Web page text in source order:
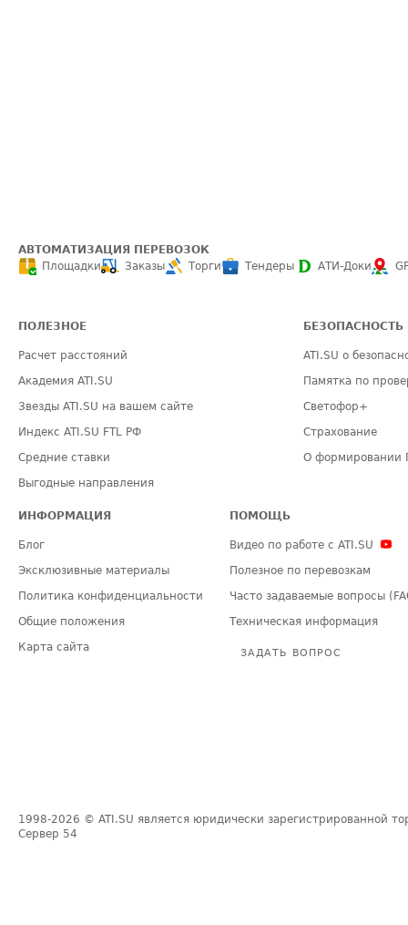
АВТОМАТИЗАЦИЯ ПЕРЕВОЗОК
Площадки
Заказы Торги Тендеры АТИ-Доки
ПОЛЕЗНОЕ
Расчет расстояний
Академия ATI.SU
Звезды ATI.SU на вашем сайте
Индекс ATI.SU FTL РФ
Средние ставки
Выгодные направления
БЕЗОПАСНОСТЬ
ATI.SU о
Памятка по
Светофор+
Страхование
О формировании
ИНФОРМАЦИЯ
Блог
Эксклюзивные материалы
Политика конфиденциальности
Общие положения
Карта сайта
ПОМОЩЬ
Видео по работе с ATI.SU
Полезное по перевозкам
Часто задаваемые вопросы
Техническая информация
ЗАДАТЬ ВОПРОС
1998-2026 © ATI.SU является юридически зарегистрированной
Сервер 54